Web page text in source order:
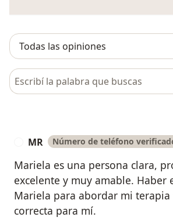
Busca en opiniones
MR Número de teléfono
Mariela es una persona clara,
excelente y muy amable. Haber
Mariela para abordar mi terapia
correcta para mí.